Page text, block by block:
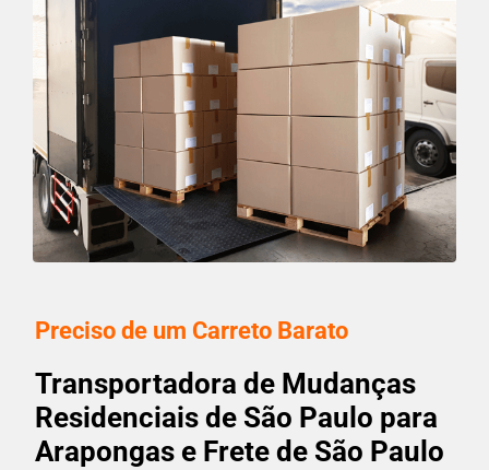
Preciso de um Carreto Barato
Transportadora de Mudanças
Residenciais de São Paulo para
Arapongas e Frete de São Paulo